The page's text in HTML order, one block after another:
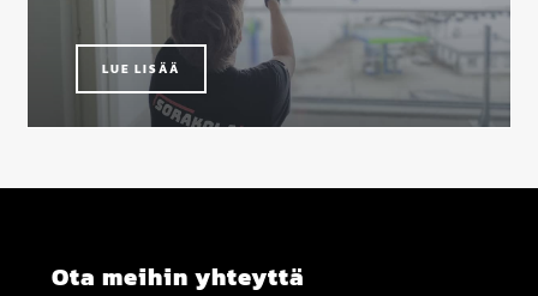
LUE LISÄÄ
Ota meihin yhteyttä